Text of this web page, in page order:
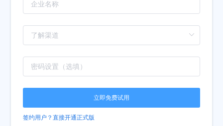
立即免费试用
签约用户？直接开通正式版